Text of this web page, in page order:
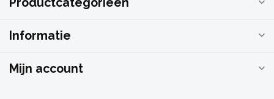
Informatie
Mijn account